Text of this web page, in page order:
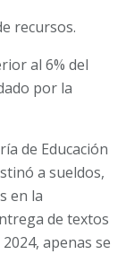
recursos.
al 6% del
por la
de Educación
a sueldos,
en la
de textos
apenas se